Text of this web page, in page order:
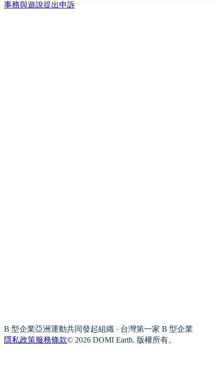
事務與遊說提出申訴
B 型企業亞洲運動共同發起組織 · 台灣第一家 B 型企業
隱私政策服務條款© 2026 DOMI Earth. 版權所有。